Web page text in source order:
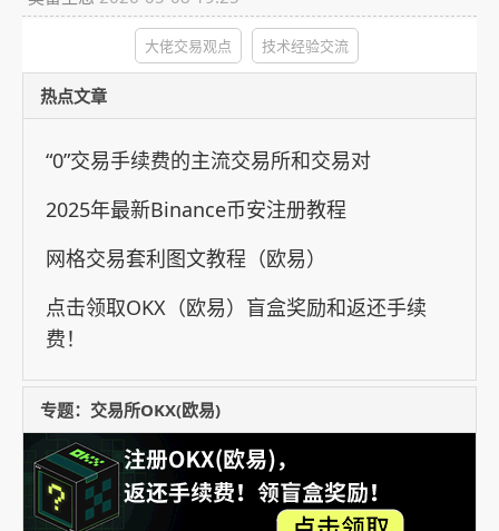
大佬交易观点 技术经验交流
热点文章
“0”交易手续费的主流交易所和交易对
2025年最新Binance币安注册教程
网格交易套利图文教程（欧易）
点击领取OKX（欧易）盲盒奖励和返还手续
费！
专题：交易所OKX(欧易)